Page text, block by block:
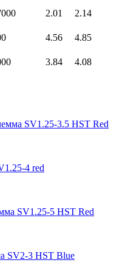
2.01
2.14
4.56
4.85
3.84
4.08
SV1.25-3.5 HST Red
4 red
SV1.25-5 HST Red
SV2-3 HST Blue